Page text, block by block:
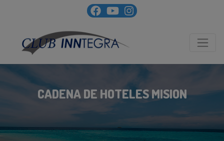
CADENA DE HOTELES MISION